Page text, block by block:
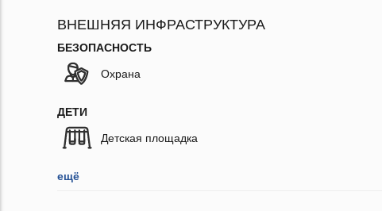
ВНЕШНЯЯ ИНФРАСТРУКТУРА
БЕЗОПАСНОСТЬ
Охрана
ДЕТИ
Детская площадка
ещё